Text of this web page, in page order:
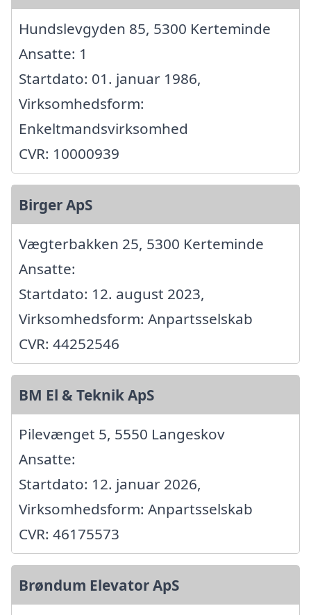
Hundslevgyden 85, 5300 Kerteminde
Ansatte: 1
Startdato: 01. januar 1986,
Virksomhedsform:
Enkeltmandsvirksomhed
CVR: 10000939
Birger ApS
Vægterbakken 25, 5300 Kerteminde
Ansatte:
Startdato: 12. august 2023,
Virksomhedsform: Anpartsselskab
CVR: 44252546
BM El & Teknik ApS
Pilevænget 5, 5550 Langeskov
Ansatte:
Startdato: 12. januar 2026,
Virksomhedsform: Anpartsselskab
CVR: 46175573
Brøndum Elevator ApS